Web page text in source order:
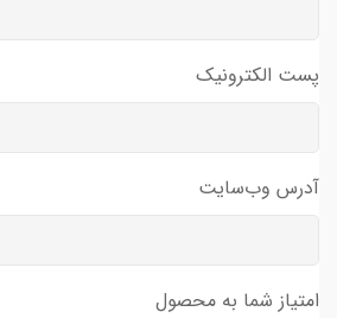
پست الکترونیک
آدرس وب‌سایت
امتیاز شما به محصول